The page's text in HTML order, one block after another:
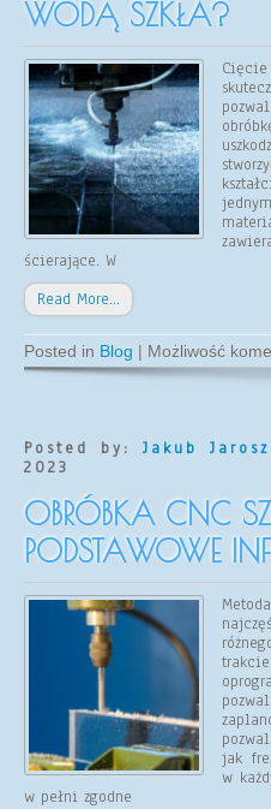
WODĄ SZKŁA?
ścierające. W
Read More…
Posted in Blog | Możliwość
Posted by:Jakub
2023
OBRÓBKA CNC
PODSTAWOWE
jak
w
w pełni zgodne